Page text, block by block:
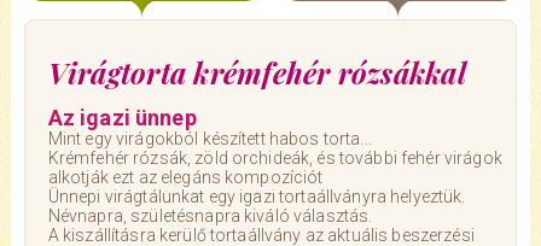
Virágtorta krémfehér rózsákkal
Az igazi ünnep
Mint egy virágokból készített habos torta...
Krémfehér rózsák, zöld orchideák, és további fehér virágok
alkotják ezt az elegáns kompozíciót
Ünnepi virágtálunkat egy igazi tortaállványra helyeztük.
Névnapra, születésnapra kiváló választás.
A kiszállításra kerülő tortaállvány az aktuális beszerzési